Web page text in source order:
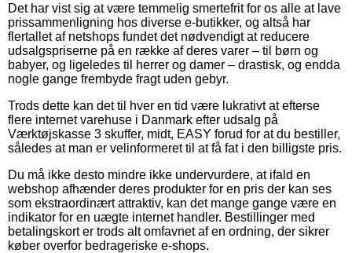
Det har vist sig at være temmelig smertefrit for os alle at lave
prissammenligning hos diverse e-butikker, og altså har
flertallet af netshops fundet det nødvendigt at reducere
udsalgspriserne på en række af deres varer – til børn og
babyer, og ligeledes til herrer og damer – drastisk, og endda
nogle gange frembyde fragt uden gebyr.
Trods dette kan det til hver en tid være lukrativt at efterse
flere internet varehuse i Danmark efter udsalg på
Værktøjskasse 3 skuffer, midt, EASY forud for at du bestiller,
således at man er velinformeret til at få fat i den billigste pris.
Du må ikke desto mindre ikke undervurdere, at ifald en
webshop afhænder deres produkter for en pris der kan ses
som ekstraordinært attraktiv, kan det mange gange være en
indikator for en uægte internet handler. Bestillinger med
betalingskort er trods alt omfavnet af en ordning, der sikrer
køber overfor bedrageriske e-shops.